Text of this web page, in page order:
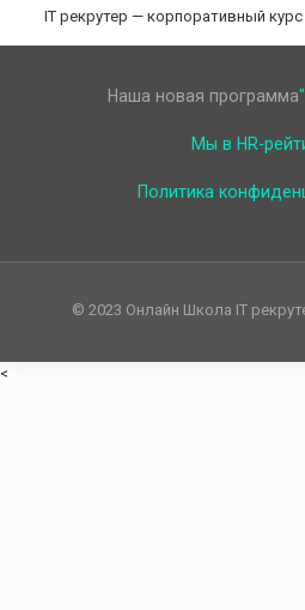
IT рекрутер — корпоративный курс
Наша новая программа
Мы в HR-
Политика
© 2023 Онлайн Школа IT
<